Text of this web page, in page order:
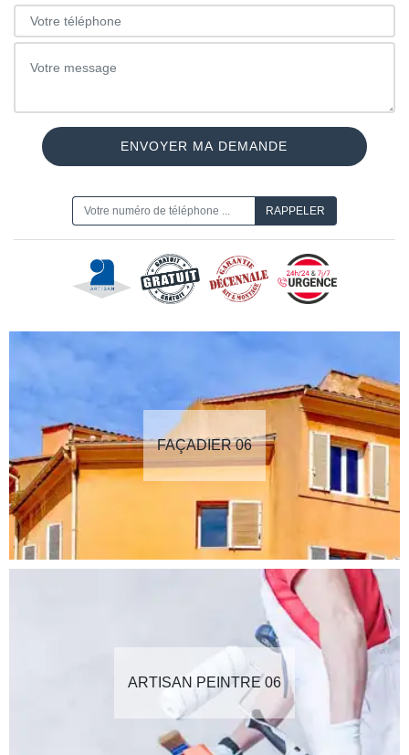
FAÇADIER 06
ARTISAN PEINTRE 06